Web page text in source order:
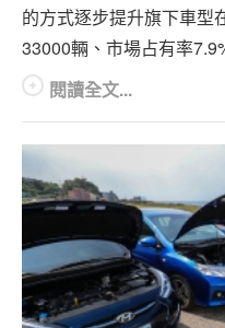
的方式逐步提升旗下車型
33000輛、市場占有率
閱讀全文...